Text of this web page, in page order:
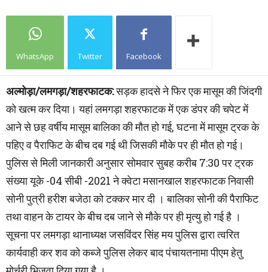
WhatsApp Twitter Facebook
अल्मोड़ा/लमगड़ा/शहरफाटक:सड़क हादसे ने फिर एक मासूम की जिंदगी
को खत्म कर दिया। यहां लमगड़ा शहरफाटक में एक डंपर की चपेट में
आने से छह वर्षीय मासूम बालिका की मौत हो गई, घटना में मासूम ट्रक के
पहिए व पैराफिट के बीच दब गई थी जिसकी मौके पर ही मौत हो गई।
पुलिस से मिली जानकारी अनुसार सोमवार सुबह करीब 7:30 पर ट्रक
संख्या यूके -04 सीबी -2021 ने क्वेटा मसानखाल शहरफाटक निवासी
सोनी पुत्री हरीश बजेठा को टक्कर मार दी । बालिका सोनी की पैराफिट
तथा वाहन के टायर के बीच दब जाने से मौके पर ही मृत्यु हो गई है ।
सूचना पर लमगड़ा थानाध्यक्ष जसविंदर सिंह मय पुलिस द्वारा त्वरित
कार्यवाही कर शव को कब्जे पुलिस लेकर बाद पंचायतनामा पीएम हेतु